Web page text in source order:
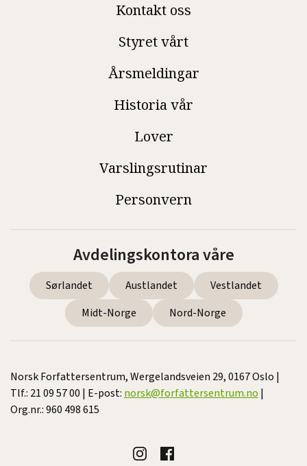
Kontakt oss
Styret vårt
Årsmeldingar
Historia vår
Lover
Varslingsrutinar
Personvern
Avdelingskontora våre
Sørlandet Austlandet
Vestlandet
Midt-Norge
Nord-Norge
Norsk Forfattersentrum, Wergelandsveien 29, 0167 Oslo |
Tlf.: 21 09 57 00 | E-post: norsk@forfattersentrum.no |
Org.nr.: 960 498 615